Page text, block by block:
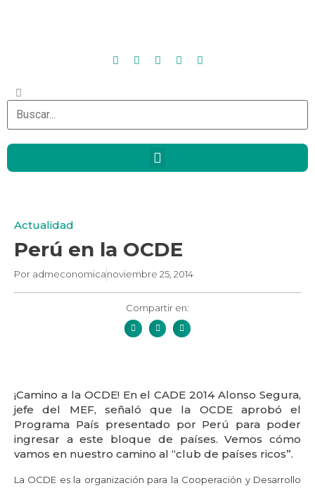
Actualidad
Perú en la OCDE
Por admeconomicanoviembre 25, 2014
Compartir en:
¡Camino a la OCDE! En el CADE 2014 Alonso Segura,
jefe del MEF, señaló que la OCDE aprobó el
Programa País presentado por Perú para poder
ingresar a este bloque de países. Vemos cómo
vamos en nuestro camino al “club de países ricos”.
La OCDE es la organización para la Cooperación y Desarrollo